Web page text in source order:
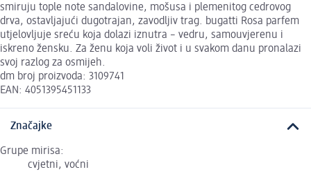
smiruju tople note sandalovine, mošusa i plemenitog cedrovog
drva, ostavljajući dugotrajan, zavodljiv trag. bugatti Rosa parfem
utjelovljuje sreću koja dolazi iznutra – vedru, samouvjerenu i
iskreno žensku. Za ženu koja voli život i u svakom danu pronalazi
svoj razlog za osmijeh.
dm broj proizvoda: 3109741
EAN: 4051395451133
Značajke
Grupe mirisa:
cvjetni, voćni